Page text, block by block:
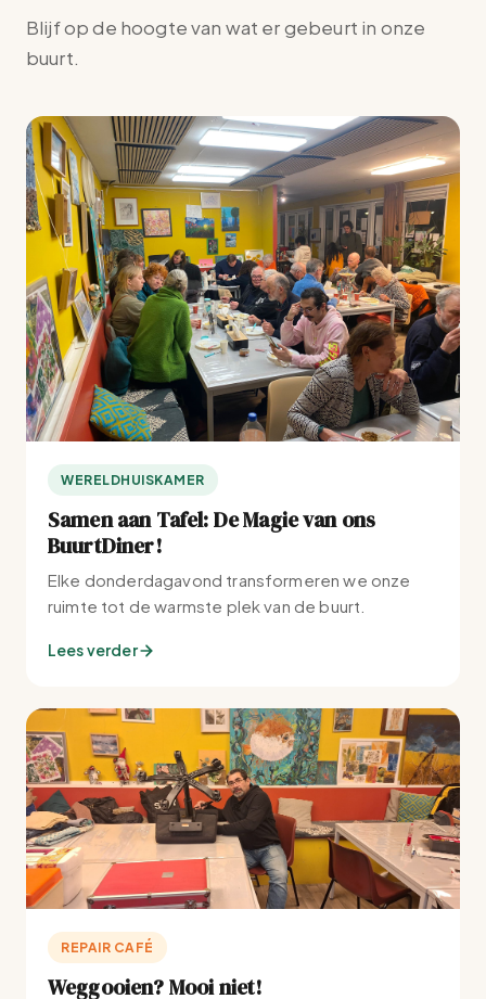
Blijf op de hoogte van wat er gebeurt in onze
buurt.
WERELDHUISKAMER
Samen aan Tafel: De Magie van ons
BuurtDiner!
Elke donderdagavond transformeren we onze
ruimte tot de warmste plek van de buurt.
Lees verder
REPAIR CAFÉ
Weggooien? Mooi niet!